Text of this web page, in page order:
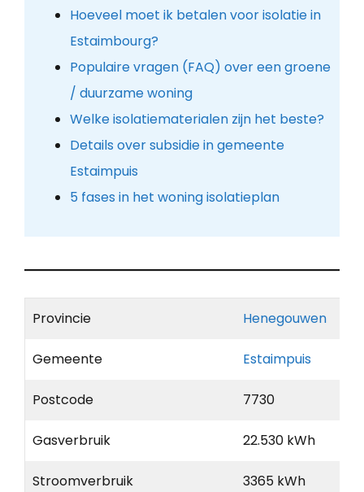
Hoeveel moet ik betalen voor isolatie in
Estaimbourg?
Populaire vragen (FAQ) over een groene
/ duurzame woning
Welke isolatiematerialen zijn het beste?
Details over subsidie in gemeente
Estaimpuis
5 fases in het woning isolatieplan
Provincie Henegouwen
Gemeente Estaimpuis
Postcode 7730
Gasverbruik 22.530 kWh
Stroomverbruik 3365 kWh